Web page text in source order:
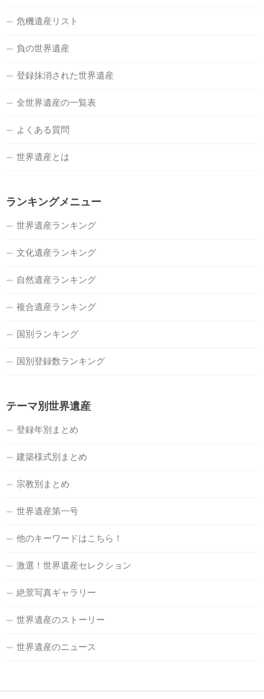
危機遺産リスト
負の世界遺産
登録抹消された世界遺産
全世界遺産の一覧表
よくある質問
世界遺産とは
ランキングメニュー
世界遺産ランキング
文化遺産ランキング
自然遺産ランキング
複合遺産ランキング
国別ランキング
国別登録数ランキング
テーマ別世界遺産
登録年別まとめ
建築様式別まとめ
宗教別まとめ
世界遺産第一号
他のキーワードはこちら！
激選！世界遺産セレクション
絶景写真ギャラリー
世界遺産のストーリー
世界遺産のニュース